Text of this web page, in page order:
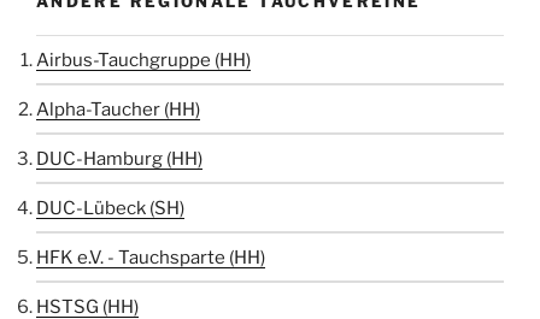
Airbus-Tauchgruppe (HH)
Alpha-Taucher (HH)
DUC-Hamburg (HH)
DUC-Lübeck (SH)
HFK e.V. - Tauchsparte (HH)
HSTSG (HH)